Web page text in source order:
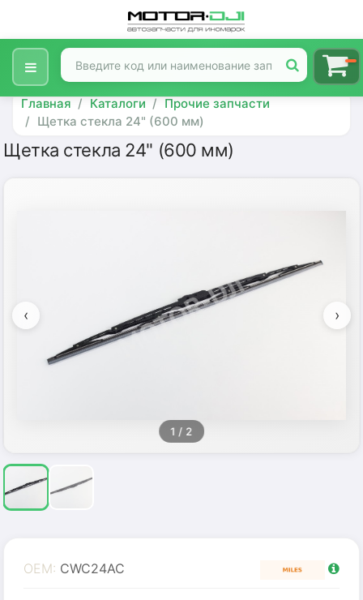
Главная Каталоги
Прочие запчасти
Щетка стекла 24" (600 мм)
Щетка стекла 24" (600 мм)
1 / 2
‹ ›
OEM: CWC24AC